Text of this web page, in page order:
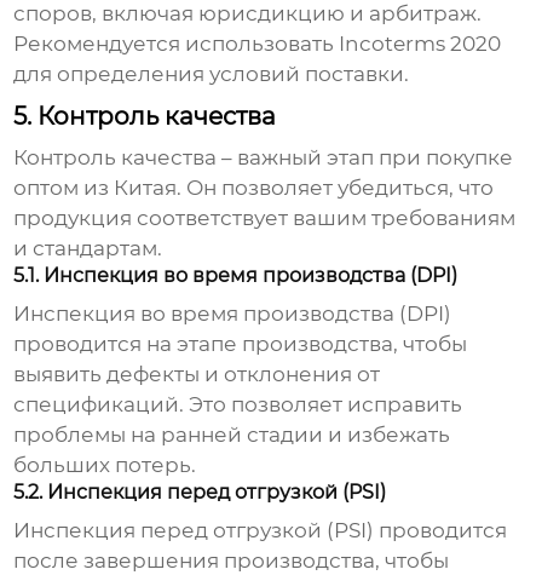
споров, включая юрисдикцию и арбитраж.
Рекомендуется использовать Incoterms 2020
для определения условий поставки.
5. Контроль качества
Контроль качества – важный этап при покупке
оптом из Китая. Он позволяет убедиться, что
продукция соответствует вашим требованиям
и стандартам.
5.1. Инспекция во время производства (DPI)
Инспекция во время производства (DPI)
проводится на этапе производства, чтобы
выявить дефекты и отклонения от
спецификаций. Это позволяет исправить
проблемы на ранней стадии и избежать
больших потерь.
5.2. Инспекция перед отгрузкой (PSI)
Инспекция перед отгрузкой (PSI) проводится
после завершения производства, чтобы